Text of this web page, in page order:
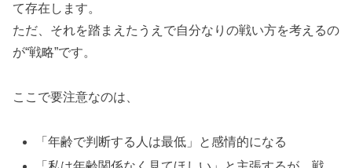
て存在します。
ただ、それを踏まえたうえで自分なりの戦い方を考えるの
が“戦略”です。
ここで要注意なのは、
「年齢で判断する人は最低」と感情的になる